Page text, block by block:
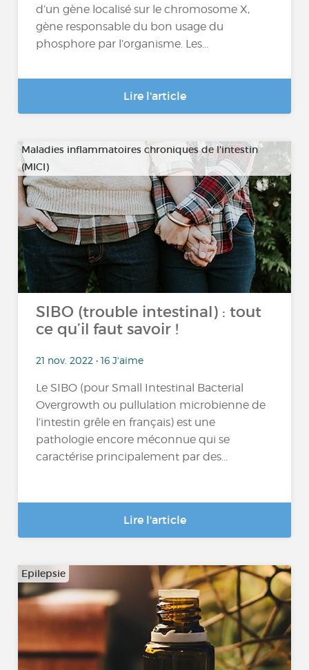
d’un gène localisé sur le chromosome X,
gène responsable du bon usage du
phosphore par l’organisme. Les...
Lire l'article
Maladies inflammatoires chroniques de l'intestin
(MICI)
SIBO (trouble intestinal) : tout
ce qu’il faut savoir !
21 nov. 2022 • 16 J'aime
Le SIBO (pour Small Intestinal Bacterial
Overgrowth ou pullulation microbienne de
l’intestin grêle en français) est une
pathologie encore méconnue qui se
caractérise principalement par des...
Lire l'article
Epilepsie